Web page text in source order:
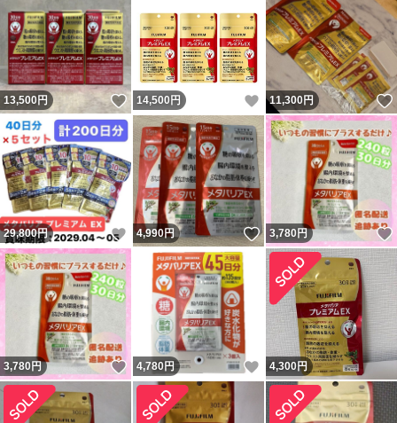
13,500円 いいね！
14,500 円 いいね！
11,300円
29,800円 いいね！
4,990円 いいね！
3,780円
3,780円 いいね！
4,780円 いいね！
4,300円